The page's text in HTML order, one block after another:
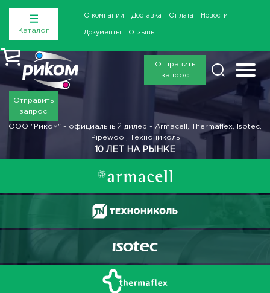
Каталог
О компании Доставка Оплата Новости
Документы Отзывы
Отправить
запрос
Отправить
запрос
ООО "Риком" - официальный дилер - Armacell, Thermaflex, Isotec,
Pipewool, Технониколь
10 ЛЕТ НА РЫНКЕ